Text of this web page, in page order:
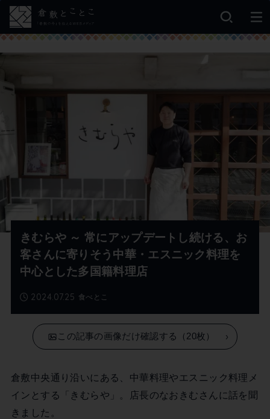
食べとこ
2024.07.25
きむらや ～ 常にアップデートし続ける、お
客さんに寄りそう中華・エスニック料理を
中心とした多国籍料理店
この記事の画像だけ確認する（20枚）
倉敷中央通り沿いにある、中華料理やエスニック料理メ
インとする「きむらや」。店長のなおきむさんに話を聞
きました。